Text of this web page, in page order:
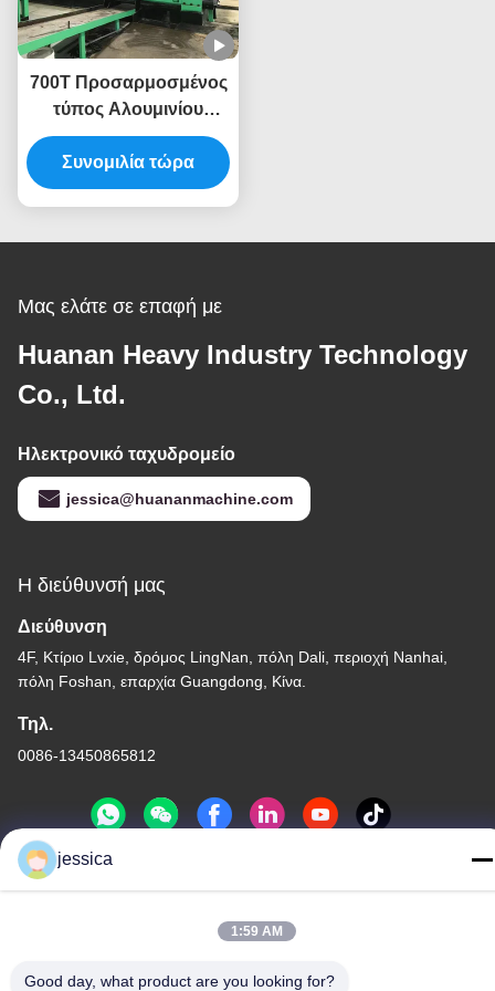
700T Προσαρμοσμένος
τύπος Αλουμινίου
Εκχυλίσματος Μηχανή
Τύπου Εκχυλίσματος
Συνομιλία τώρα
Μας ελάτε σε επαφή με
Huanan Heavy Industry Technology
Co., Ltd.
Ηλεκτρονικό ταχυδρομείο
jessica@huananmachine.com
Η διεύθυνσή μας
Διεύθυνση
4F, Κτίριο Lvxie, δρόμος LingNan, πόλη Dali, περιοχή Nanhai,
πόλη Foshan, επαρχία Guangdong, Κίνα.
Τηλ.
0086-13450865812
Καλή ποιότητα της Κίνας Μηχανή εκτόξευσης αλουμινίου
jessica
1:59 AM
Good day, what product are you looking for?